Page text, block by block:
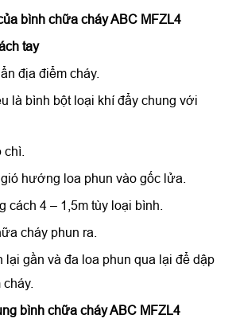
bình chữa cháy ABC MFZL4
tay
địa điểm cháy.
là bình bột loại khí đẩy chung với
hướng loa phun vào gốc lửa.
cách 4 – 1,5m tùy loại bình.
cháy phun ra.
lại gần và đa loa phun qua lại để dập
bình chữa cháy ABC MFZL4